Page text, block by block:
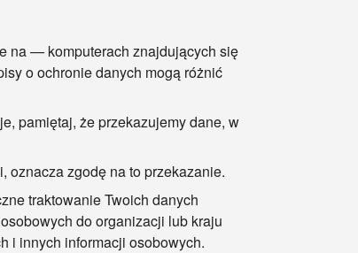
na — komputerach znajdujących się
o ochronie danych mogą różnić
pamiętaj, że przekazujemy dane, w
oznacza zgodę na to przekazanie.
traktowanie Twoich danych
do organizacji lub kraju
i innych informacji osobowych.